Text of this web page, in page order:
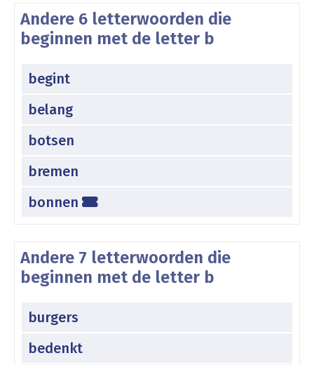
Andere 6 letterwoorden die
beginnen met de letter b
begint
belang
botsen
bremen
bonnen
Andere 7 letterwoorden die
beginnen met de letter b
burgers
bedenkt